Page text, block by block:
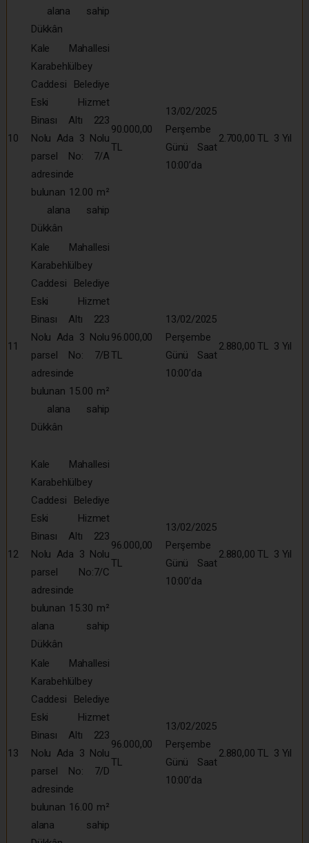
alana sahip
Dükkân
10
Kale Mahallesi
Karabehlülbey
Caddesi Belediye
Eski Hizmet
Binası Altı 223
Nolu Ada 3 Nolu
parsel No: 7/A
adresinde
bulunan 12.00 m²
alana sahip
Dükkân
90.000,00
TL
13/02/2025
Perşembe
Günü Saat
10:00’da
2.700,00 TL 3 Yıl
11
Kale Mahallesi
Karabehlülbey
Caddesi Belediye
Eski Hizmet
Binası Altı 223
Nolu Ada 3 Nolu
parsel No: 7/B
adresinde
bulunan 15.00 m²
alana sahip
Dükkân
96.000,00
TL
13/02/2025
Perşembe
Günü Saat
10:00’da
2.880,00 TL 3 Yıl
12
Kale Mahallesi
Karabehlülbey
Caddesi Belediye
Eski Hizmet
Binası Altı 223
Nolu Ada 3 Nolu
parsel No:7/C
adresinde
bulunan 15.30 m²
alana sahip
Dükkân
96.000,00
TL
13/02/2025
Perşembe
Günü Saat
10:00’da
2.880,00 TL 3 Yıl
13
Kale Mahallesi
Karabehlülbey
Caddesi Belediye
Eski Hizmet
Binası Altı 223
Nolu Ada 3 Nolu
parsel No: 7/D
adresinde
bulunan 16.00 m²
alana sahip
96.000,00
TL
13/02/2025
Perşembe
Günü Saat
10:00’da
2.880,00 TL 3 Yıl